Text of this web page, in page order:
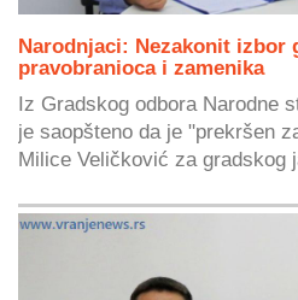
Narodnjaci: Nezakonit izbor
pravobranioca i zamenika
Iz Gradskog odbora Narodne
je saopšteno da je "prekršen
Milice Veličković za gradskog